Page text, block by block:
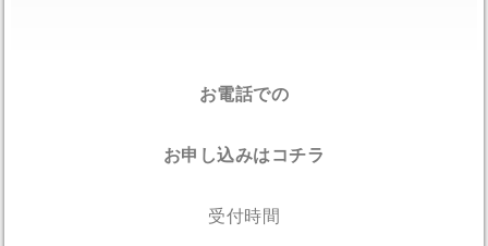
お電話での
お申し込みはコチラ
受付時間